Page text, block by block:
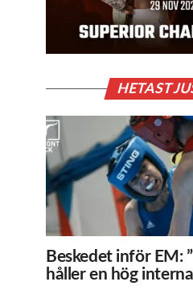
HETAST
Beskedet inför EM:
håller en hög